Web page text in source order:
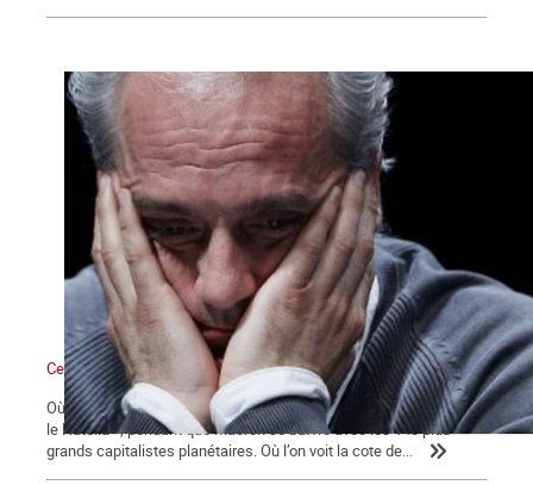
Ce qui se dessine
Où l’on voit les médias bien mangeants se ruer vers « la ruée sur
le Nutella », pendant que Macron se baffre avec les 140 plus
grands capitalistes planétaires. Où l’on voit la cote de...